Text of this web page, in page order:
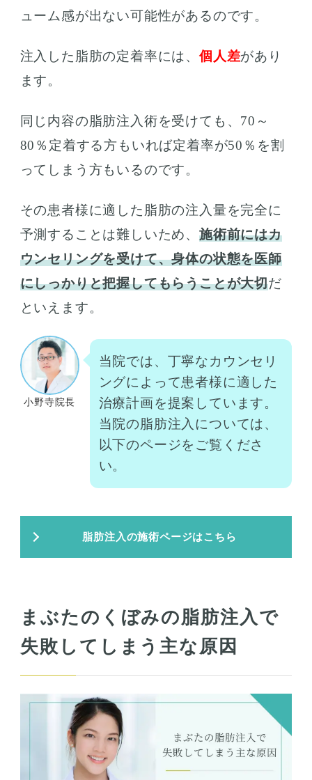
ューム感が出ない可能性があるのです。
注入した脂肪の定着率には、個人差があり
ます。
同じ内容の脂肪注入術を受けても、70～
80％定着する方もいれば定着率が50％を割
ってしまう方もいるのです。
その患者様に適した脂肪の注入量を完全に
予測することは難しいため、施術前にはカ
ウンセリングを受けて、身体の状態を医師
にしっかりと把握してもらうことが大切だ
といえます。
小野寺院長
当院では、丁寧なカウンセリ
ングによって患者様に適した
治療計画を提案しています。
当院の脂肪注入については、
以下のページをご覧くださ
い。
脂肪注入の施術ページはこちら
まぶたのくぼみの脂肪注入で
失敗してしまう主な原因